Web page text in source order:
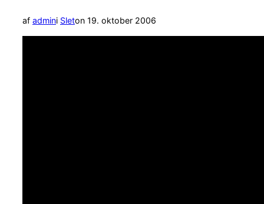
af admini Sleton Udgivet
d.
19. oktober 2006